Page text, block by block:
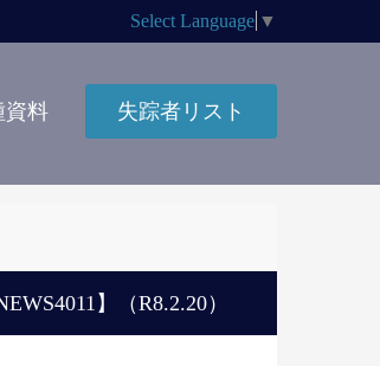
Select Language ▼
資料 失踪者リスト
】（R8.2.20）